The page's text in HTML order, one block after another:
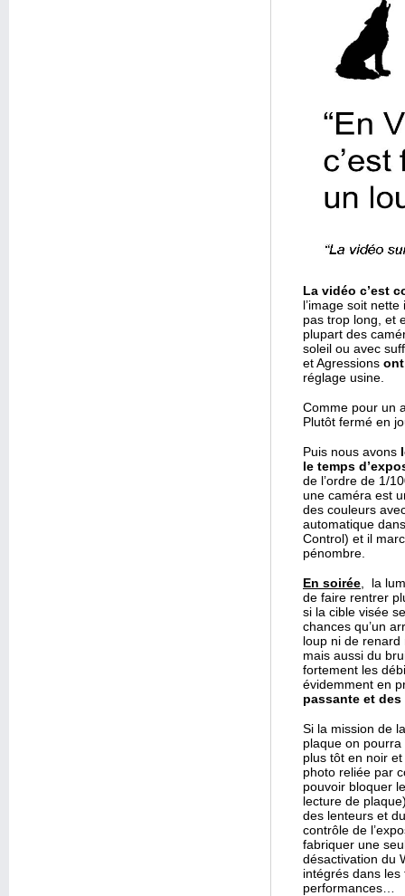
La vidéo c’est
l’image soit
pas trop long, et
plupart des
soleil ou avec
et Agressions
réglage usine.
Comme pour un
Plutôt fermé en
Puis nous avons
le temps
de l’ordre de 1/
une caméra est
des couleurs
automatique
Control) et il
pénombre.
En soirée , la
de faire rentrer
si la cible visée
chances qu’un
loup ni de renard
mais aussi du
fortement les
évidemment en
passante et
Si la mission de
plaque on
plus tôt en noir
photo reliée par
pouvoir bloquer
lecture de
des lenteurs et
contrôle de
fabriquer une
désactivation du
intégrés dans les
performances…